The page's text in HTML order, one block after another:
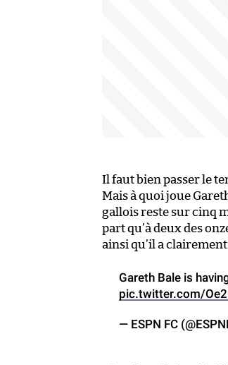
Il faut bien passer le
Mais à quoi joue
gallois reste sur cinq
part qu’à deux des
ainsi qu’il a
Gareth Bale is
pic.twitter.com/
— ESPN FC